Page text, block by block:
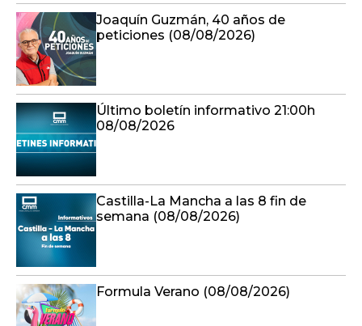
Joaquín Guzmán, 40 años de
peticiones (08/08/2026)
Último boletín informativo 21:00h
08/08/2026
Castilla-La Mancha a las 8 fin de
semana (08/08/2026)
Formula Verano (08/08/2026)